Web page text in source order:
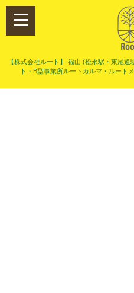
【株式会社ルート】 福山 (松永駅・東尾
ト・B型事業所ルートカルマ・ルート